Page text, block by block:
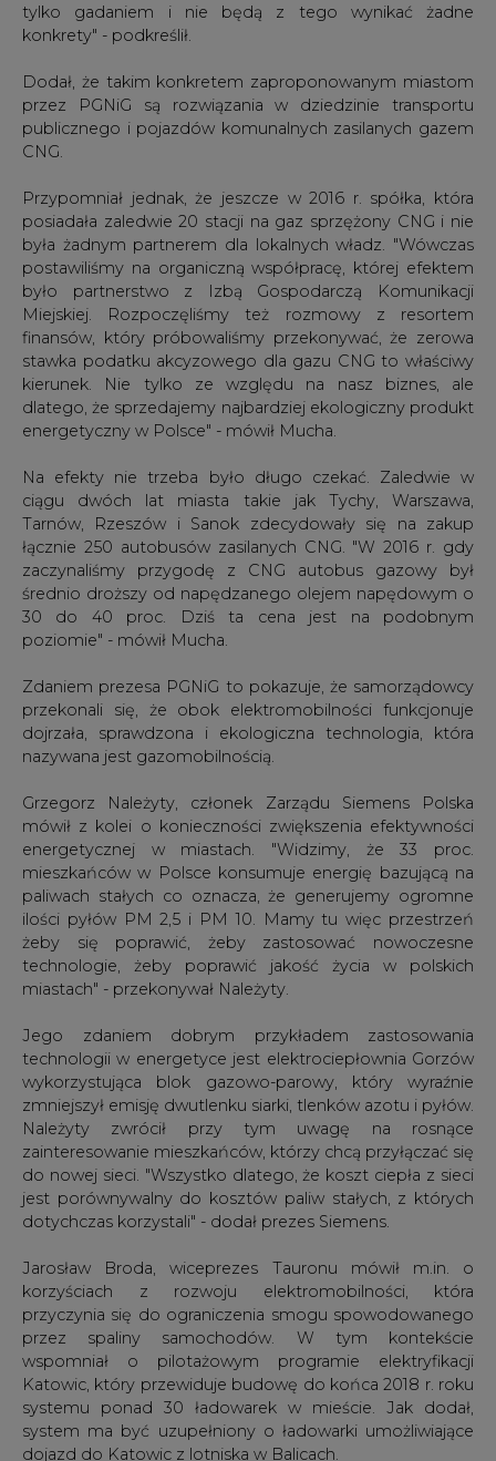
tylko gadaniem i nie będą z tego wynikać żadne
konkrety" - podkreślił.
Dodał, że takim konkretem zaproponowanym miastom
przez PGNiG są rozwiązania w dziedzinie transportu
publicznego i pojazdów komunalnych zasilanych gazem
CNG.
Przypomniał jednak, że jeszcze w 2016 r. spółka, która
posiadała zaledwie 20 stacji na gaz sprzężony CNG i nie
była żadnym partnerem dla lokalnych władz. "Wówczas
postawiliśmy na organiczną współpracę, której efektem
było partnerstwo z Izbą Gospodarczą Komunikacji
Miejskiej. Rozpoczęliśmy też rozmowy z resortem
finansów, który próbowaliśmy przekonywać, że zerowa
stawka podatku akcyzowego dla gazu CNG to właściwy
kierunek. Nie tylko ze względu na nasz biznes, ale
dlatego, że sprzedajemy najbardziej ekologiczny produkt
energetyczny w Polsce" - mówił Mucha.
Na efekty nie trzeba było długo czekać. Zaledwie w
ciągu dwóch lat miasta takie jak Tychy, Warszawa,
Tarnów, Rzeszów i Sanok zdecydowały się na zakup
łącznie 250 autobusów zasilanych CNG. "W 2016 r. gdy
zaczynaliśmy przygodę z CNG autobus gazowy był
średnio droższy od napędzanego olejem napędowym o
30 do 40 proc. Dziś ta cena jest na podobnym
poziomie" - mówił Mucha.
Zdaniem prezesa PGNiG to pokazuje, że samorządowcy
przekonali się, że obok elektromobilności funkcjonuje
dojrzała, sprawdzona i ekologiczna technologia, która
nazywana jest gazomobilnością.
Grzegorz Należyty, członek Zarządu Siemens Polska
mówił z kolei o konieczności zwiększenia efektywności
energetycznej w miastach. "Widzimy, że 33 proc.
mieszkańców w Polsce konsumuje energię bazującą na
paliwach stałych co oznacza, że generujemy ogromne
ilości pyłów PM 2,5 i PM 10. Mamy tu więc przestrzeń
żeby się poprawić, żeby zastosować nowoczesne
technologie, żeby poprawić jakość życia w polskich
miastach" - przekonywał Należyty.
Jego zdaniem dobrym przykładem zastosowania
technologii w energetyce jest elektrociepłownia Gorzów
wykorzystująca blok gazowo-parowy, który wyraźnie
zmniejszył emisję dwutlenku siarki, tlenków azotu i pyłów.
Należyty zwrócił przy tym uwagę na rosnące
zainteresowanie mieszkańców, którzy chcą przyłączać się
do nowej sieci. "Wszystko dlatego, że koszt ciepła z sieci
jest porównywalny do kosztów paliw stałych, z których
dotychczas korzystali" - dodał prezes Siemens.
Jarosław Broda, wiceprezes Tauronu mówił m.in. o
korzyściach z rozwoju elektromobilności, która
przyczynia się do ograniczenia smogu spowodowanego
przez spaliny samochodów. W tym kontekście
wspomniał o pilotażowym programie elektryfikacji
Katowic, który przewiduje budowę do końca 2018 r. roku
systemu ponad 30 ładowarek w mieście. Jak dodał,
system ma być uzupełniony o ładowarki umożliwiające
dojazd do Katowic z lotniska w Balicach.